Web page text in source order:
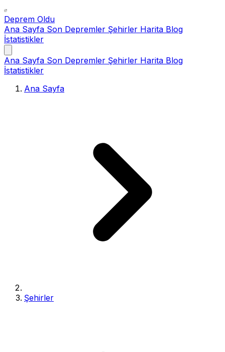
Deprem Oldu
Ana Sayfa Son Depremler Şehirler Harita Blog
İstatistikler
Ana Sayfa Son Depremler Şehirler Harita Blog
İstatistikler
Ana Sayfa
Şehirler